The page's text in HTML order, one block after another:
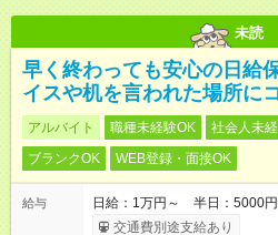
未読
早く終わっても安心の日給
イスや机を言われた場所に
アルバイト 職種未経験OK 社会人未
ブランクOK
WEB登録・面接OK
給与
日給：1万円～ 半日：5000
交通費別途支給あり